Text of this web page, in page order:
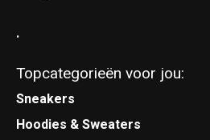
.
Topcategorieën voor jou:
Sneakers
Hoodies & Sweaters